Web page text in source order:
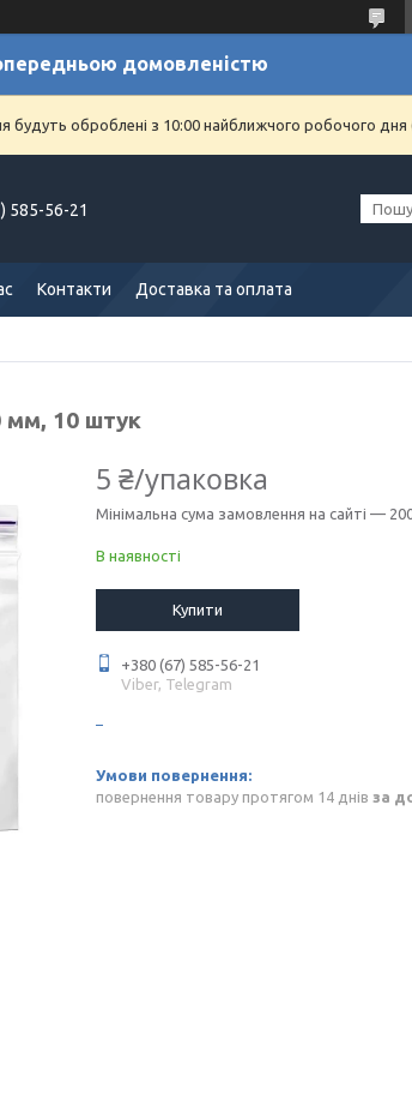
домовленістю
будуть оброблені з 10:00 найближчого робочого дня
585-56-21
Контакти Доставка та оплата
мм, 10 штук
5 ₴/упаковка
Мінімальна сума замовлення на сайті —
В наявності
Купити
+380 (67) 585-56-21
Viber, Telegram
повернення товару протягом 14 днів за